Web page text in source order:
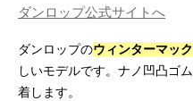
ダンロップ公式サイトへ
ダンロップのウィンターマッ
しいモデルです。ナノ凹凸ゴ
着します。